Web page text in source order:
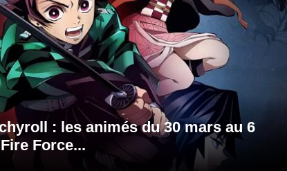
: les animés du 30 mars au 6
Force...